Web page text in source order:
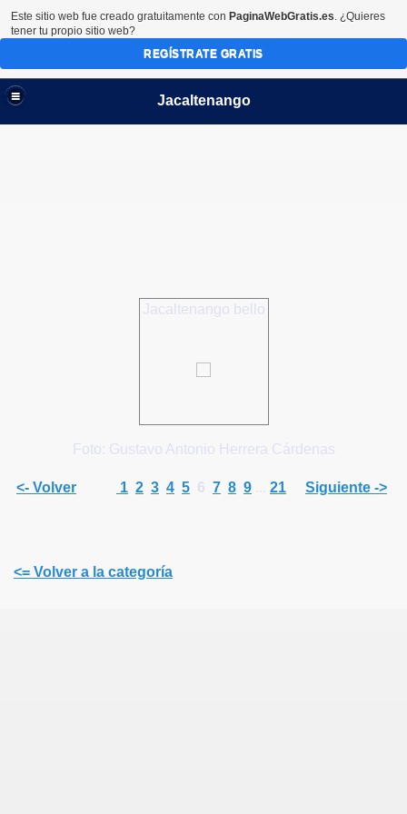
Jacaltenango
Jacaltenango bello
Foto: Gustavo Antonio Herrera Cárdenas
<- Volver 1 2 3 4 5 6 7 8 9 ... 21 Siguiente ->
<= Volver a la categoría
Este sitio web fue creado gratuitamente con PaginaWebGratis.es. ¿Quieres
tener tu propio sitio web?
REGÍSTRATE GRATIS